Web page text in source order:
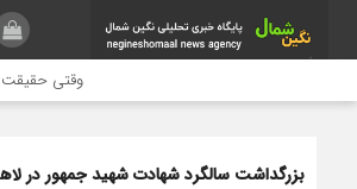
وقتی
بزرگداشت سالگرد شهادت شهید جمهور در